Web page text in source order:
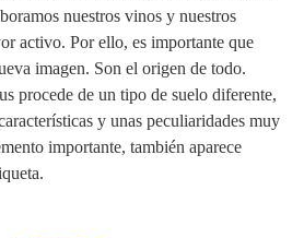
nuestros vinos y nuestros
activo. Por ello, es importante que
imagen. Son el origen de todo.
procede de un tipo de suelo diferente,
y unas peculiaridades muy
importante, también aparece